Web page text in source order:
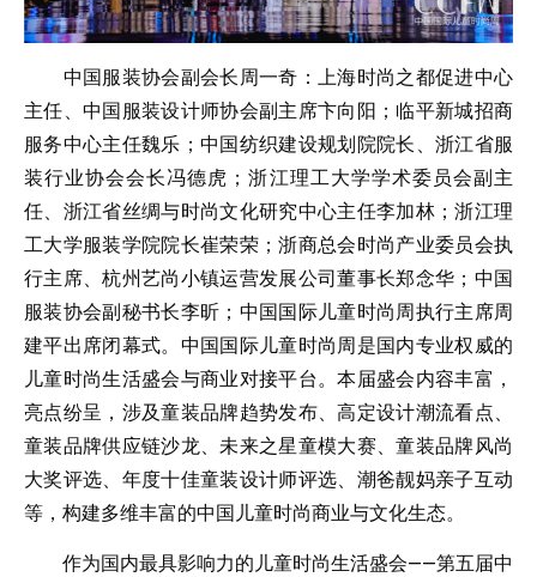
中国服装协会副会长周一奇：上海时尚之都促进中心
主任、中国服装设计师协会副主席卞向阳；临平新城招商
服务中心主任魏乐；中国纺织建设规划院院长、浙江省服
装行业协会会长冯德虎；浙江理工大学学术委员会副主
任、浙江省丝绸与时尚文化研究中心主任李加林；浙江理
工大学服装学院院长崔荣荣；浙商总会时尚产业委员会执
行主席、杭州艺尚小镇运营发展公司董事长郑念华；中国
服装协会副秘书长李昕；中国国际儿童时尚周执行主席周
建平出席闭幕式。中国国际儿童时尚周是国内专业权威的
儿童时尚生活盛会与商业对接平台。本届盛会内容丰富，
亮点纷呈，涉及童装品牌趋势发布、高定设计潮流看点、
童装品牌供应链沙龙、未来之星童模大赛、童装品牌风尚
大奖评选、年度十佳童装设计师评选、潮爸靓妈亲子互动
等，构建多维丰富的中国儿童时尚商业与文化生态。
作为国内最具影响力的儿童时尚生活盛会——第五届中